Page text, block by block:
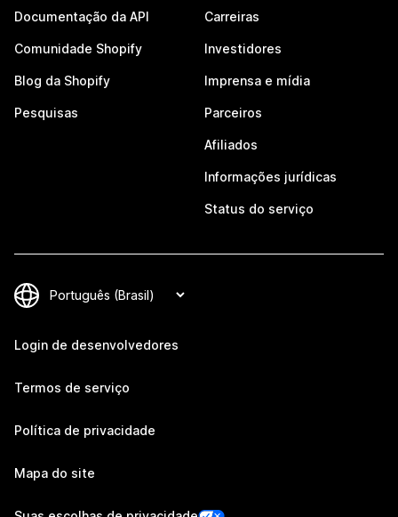
Documentação da API
Comunidade Shopify
Blog da Shopify
Pesquisas
Carreiras
Investidores
Imprensa e mídia
Parceiros
Afiliados
Informações jurídicas
Status do serviço
Login de desenvolvedores
Termos de serviço
Política de privacidade
Mapa do site